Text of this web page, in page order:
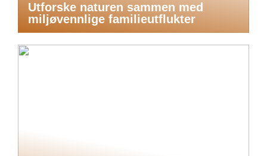
Utforske naturen sammen med
miljøvennlige familieutflukter